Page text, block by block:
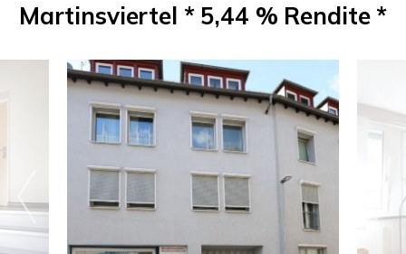
Martinsviertel * 5,44 % Rendite *